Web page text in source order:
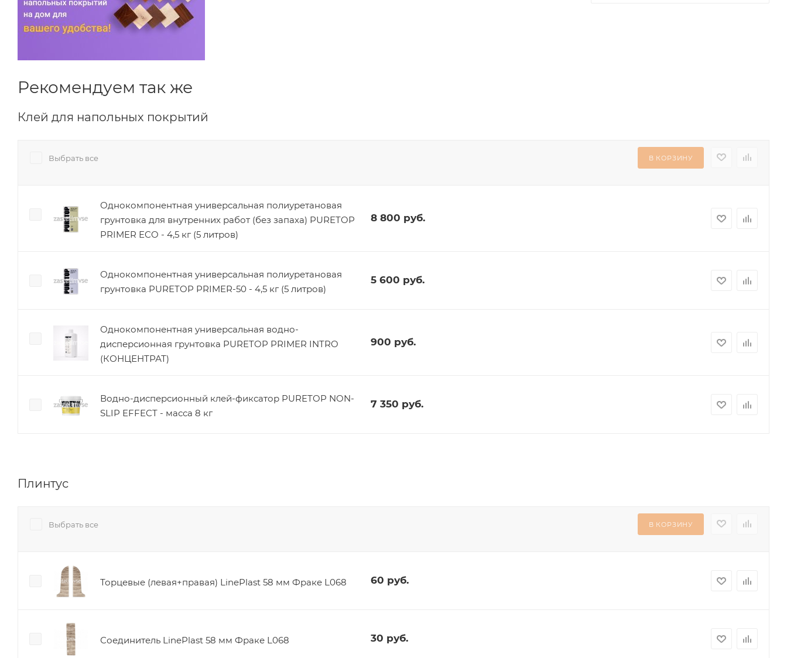
Рекомендуем так же
Клей для напольных покрытий
Выбрать все В КОРЗИНУ
Однокомпонентная универсальная полиуретановая
грунтовка для внутренних работ (без запаха) PURETOP
PRIMER ECO - 4,5 кг (5 литров)
8 800 руб.
Однокомпонентная универсальная полиуретановая
грунтовка PURETOP PRIMER-50 - 4,5 кг (5 литров)
5 600 руб.
Однокомпонентная универсальная водно-
дисперсионная грунтовка PURETOP PRIMER INTRO
(КОНЦЕНТРАТ)
900 руб.
Водно-дисперсионный клей-фиксатор PURETOP NON-
SLIP EFFECT - масса 8 кг
7 350 руб.
Плинтус
Выбрать все В КОРЗИНУ
Торцевые (левая+правая) LinePlast 58 мм Фраке L068 60 руб.
Соединитель LinePlast 58 мм Фраке L068 30 руб.